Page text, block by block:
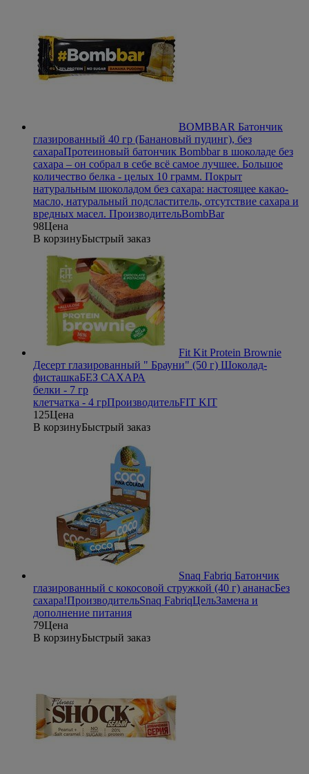
BOMBBAR Батончик
глазированный 40 гр (Банановый пудинг), без
сахараПротеиновый батончик Bombbar в шоколаде без
сахара – он собрал в себе всё самое лучшее. Большое
количество белка - целых 10 грамм. Покрыт
натуральным шоколадом без сахара: настоящее какао-
масло, натуральный подсластитель, отсутствие сахара и
вредных масел. ПроизводительBombBar
98Цена
В корзинуБыстрый заказ
Fit Kit Protein Brownie
Десерт глазированный " Брауни" (50 г) Шоколад-
фисташкаБЕЗ САХАРА
белки - 7 гр
клетчатка - 4 грПроизводительFIT KIT
125Цена
В корзинуБыстрый заказ
Snaq Fabriq Батончик
глазированный с кокосовой стружкой (40 г) ананасБез
сахара!ПроизводительSnaq FabriqЦельЗамена и
дополнение питания
79Цена
В корзинуБыстрый заказ